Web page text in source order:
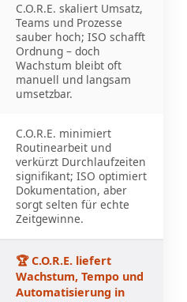
C.O.R.E. skaliert Umsatz,
Teams und Prozesse
sauber hoch; ISO schafft
Ordnung – doch
Wachstum bleibt oft
manuell und langsam
umsetzbar.
C.O.R.E. minimiert
Routinearbeit und
verkürzt Durchlaufzeiten
signifikant; ISO optimiert
Dokumentation, aber
sorgt selten für echte
Zeitgewinne.
🏆 C.O.R.E. liefert
Wachstum, Tempo und
Automatisierung in